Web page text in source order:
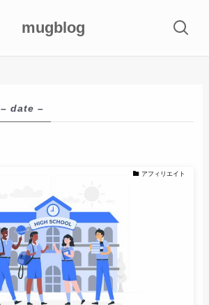
mugblog
– date –
アフィリエイト